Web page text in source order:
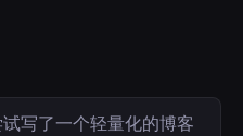
写了一个轻量化的博客